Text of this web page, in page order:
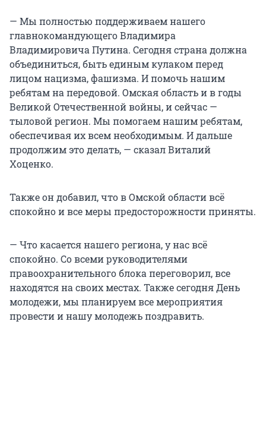
— Мы полностью поддерживаем нашего
главнокомандующего Владимира
Владимировича Путина. Сегодня страна должна
объединиться, быть единым кулаком перед
лицом нацизма, фашизма. И помочь нашим
ребятам на передовой. Омская область и в годы
Великой Отечественной войны, и сейчас —
тыловой регион. Мы помогаем нашим ребятам,
обеспечивая их всем необходимым. И дальше
продолжим это делать, — сказал Виталий
Хоценко.
Также он добавил, что в Омской области всё
спокойно и все меры предосторожности приняты.
— Что касается нашего региона, у нас всё
спокойно. Со всеми руководителями
правоохранительного блока переговорил, все
находятся на своих местах. Также сегодня День
молодежи, мы планируем все мероприятия
провести и нашу молодежь поздравить.